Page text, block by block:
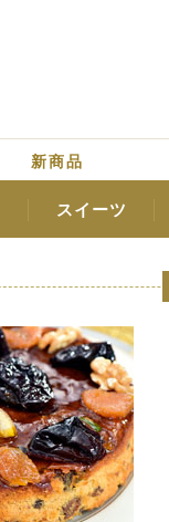
新商品
スイーツ